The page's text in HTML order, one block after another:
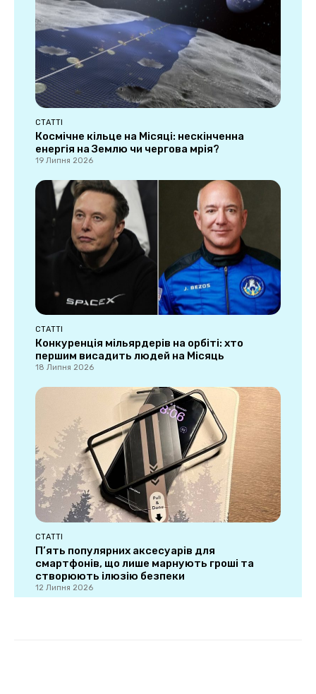
СТАТТІ
Космічне кільце на Місяці: нескінченна
енергія на Землю чи чергова мрія?
19 Липня 2026
СТАТТІ
Конкуренція мільярдерів на орбіті: хто
першим висадить людей на Місяць
18 Липня 2026
СТАТТІ
П’ять популярних аксесуарів для
смартфонів, що лише марнують гроші та
створюють ілюзію безпеки
12 Липня 2026